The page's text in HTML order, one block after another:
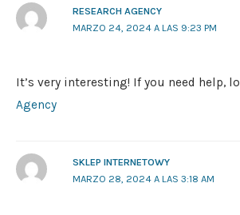
RESEARCH AGENCY
MARZO 24, 2024 A LAS 9:23 PM
It’s very interesting! If you need help,
Agency
SKLEP INTERNETOWY
MARZO 28, 2024 A LAS 3:18 AM